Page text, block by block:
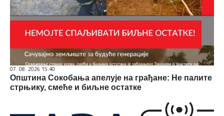
07. 08. 2026 15:40
Општина Сокобања апелује на грађане: Не палите
стрњику, смеће и биљне остатке